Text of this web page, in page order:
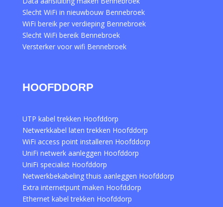
Slecht WiFi in nieuwbouw Bennebroek
WiFi bereik per verdieping Bennebroek
Slecht WiFi bereik Bennebroek
Versterker voor wifi Bennebroek
HOOFDDORP
UTP kabel trekken Hoofddorp
Netwerkkabel laten trekken Hoofddorp
WiFi access point installeren Hoofddorp
UniFi netwerk aanleggen Hoofddorp
UniFi specialist Hoofddorp
Netwerkbekabeling thuis aanleggen Hoofddorp
Extra internetpunt maken Hoofddorp
Ethernet kabel trekken Hoofddorp